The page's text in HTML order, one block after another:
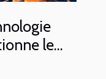
le